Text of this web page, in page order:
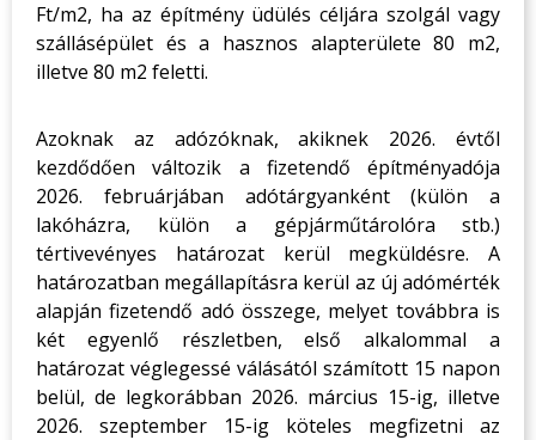
Ft/m2, ha az építmény üdülés céljára szolgál vagy
szállásépület és a hasznos alapterülete 80 m2,
illetve 80 m2 feletti.
Azoknak az adózóknak, akiknek 2026. évtől
kezdődően változik a fizetendő építményadója
2026. februárjában adótárgyanként (külön a
lakóházra, külön a gépjárműtárolóra stb.)
tértivevényes határozat kerül megküldésre. A
határozatban megállapításra kerül az új adómérték
alapján fizetendő adó összege, melyet továbbra is
két egyenlő részletben, első alkalommal a
határozat véglegessé válásától számított 15 napon
belül, de legkorábban 2026. március 15-ig, illetve
2026. szeptember 15-ig köteles megfizetni az